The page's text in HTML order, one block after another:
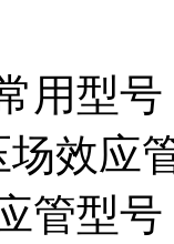
用型号
场效应
管型